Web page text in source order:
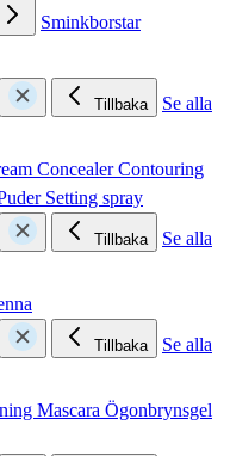
Sminkborstar
Tillbaka
Se alla
ConcealerContouring
Setting spray
Tillbaka
Se alla
Tillbaka
Se alla
Mascara Ögonbrynsgel